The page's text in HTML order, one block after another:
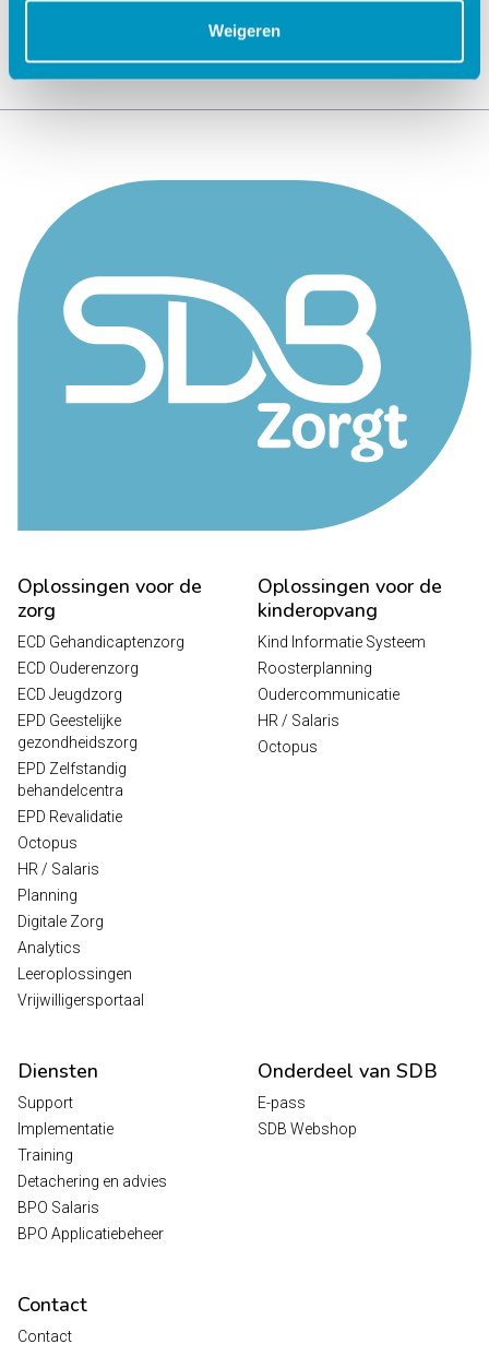
Weigeren
Oplossingen voor de
zorg
ECD Gehandicaptenzorg
ECD Ouderenzorg
ECD Jeugdzorg
EPD Geestelijke
gezondheidszorg
EPD Zelfstandig
behandelcentra
EPD Revalidatie
Octopus
HR / Salaris
Planning
Digitale Zorg
Analytics
Leeroplossingen
Vrijwilligersportaal
Oplossingen voor de
kinderopvang
Kind Informatie Systeem
Roosterplanning
Oudercommunicatie
HR / Salaris
Octopus
Diensten
Support
Implementatie
Training
Detachering en advies
BPO Salaris
BPO Applicatiebeheer
Onderdeel van SDB
E-pass
SDB Webshop
Contact
Contact